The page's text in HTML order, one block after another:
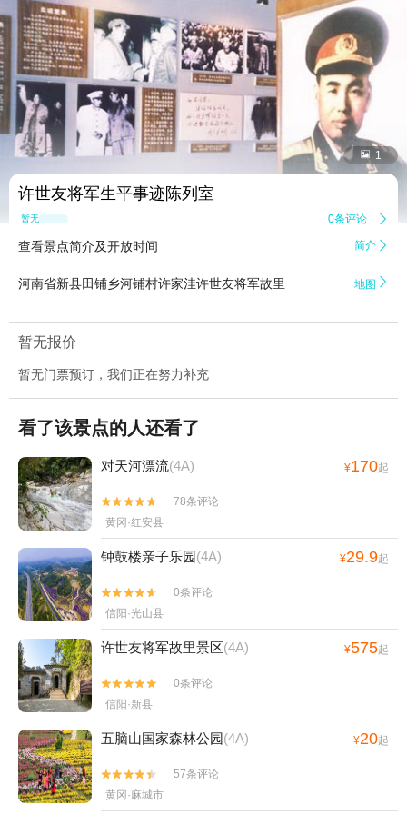
 1
许世友将军生平事迹陈列室
暂无点评 0条评论 
查看景点简介及开放时间 简介 
河南省新县田铺乡河铺村许家洼许世友将军故里 地图 
暂无报价
暂无门票预订，我们正在努力补充
看了该景点的人还看了
对天河漂流(4A) ¥170起


78条评论
黄冈·红安县
钟鼓楼亲子乐园(4A) ¥29.9起


0条评论
信阳·光山县
许世友将军故里景区(4A) ¥575起


0条评论
信阳·新县
五脑山国家森林公园(4A) ¥20起


57条评论
黄冈·麻城市
